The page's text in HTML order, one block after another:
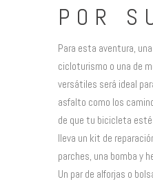
POR
Para esta aventura,
cicloturismo o una de
versátiles será ideal
asfalto como los
de que tu bicicleta
lleva un kit de
parches, una bomba y
Un par de alforjas o